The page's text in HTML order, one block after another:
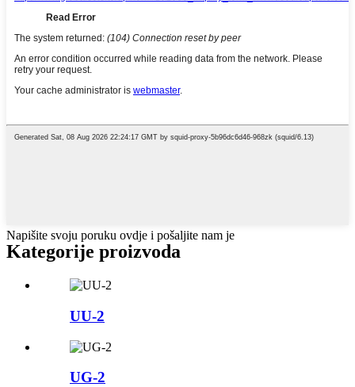
Napišite svoju poruku ovdje i pošaljite nam je
Kategorije proizvoda
UU-2
UG-2